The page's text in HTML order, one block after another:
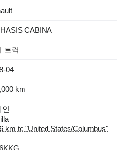
CABINA
트럭
04
km
인
km to "United States/Columbus"